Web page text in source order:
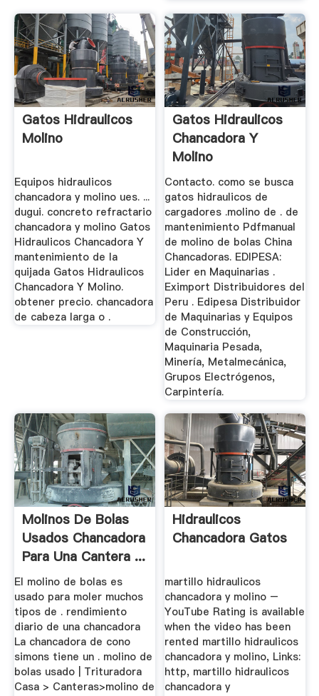
Gatos Hidraulicos
Molino
Equipos hidraulicos
chancadora y molino ues. ...
dugui. concreto refractario
chancadora y molino Gatos
Hidraulicos Chancadora Y
mantenimiento de la
quijada Gatos Hidraulicos
Chancadora Y Molino.
obtener precio. chancadora
de cabeza larga o .
Gatos Hidraulicos
Chancadora Y
Molino
Contacto. como se busca
gatos hidraulicos de
cargadores .molino de . de
mantenimiento Pdfmanual
de molino de bolas China
Chancadoras. EDIPESA:
Lider en Maquinarias .
Eximport Distribuidores del
Peru . Edipesa Distribuidor
de Maquinarias y Equipos
de Construcción,
Maquinaria Pesada,
Minería, Metalmecánica,
Grupos Electrógenos,
Carpintería.
Molinos De Bolas
Usados Chancadora
Para Una Cantera ...
El molino de bolas es
usado para moler muchos
tipos de . rendimiento
diario de una chancadora
La chancadora de cono
simons tiene un . molino de
bolas usado | Trituradora
Casa > Canteras>molino de
Hidraulicos
Chancadora Gatos
martillo hidraulicos
chancadora y molino –
YouTube Rating is available
when the video has been
rented martillo hidraulicos
chancadora y molino, Links:
http, martillo hidraulicos
chancadora y